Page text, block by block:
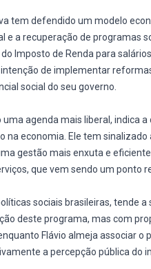
tem defendido um modelo
a recuperação de programas
Imposto de Renda para
de implementar
social do seu governo.
agenda mais liberal, indica
na economia. Ele tem
gestão mais enxuta e
que vem sendo um ponto
sociais brasileiras, tende
deste programa, mas com
Flávio almeja associar
a percepção pública do